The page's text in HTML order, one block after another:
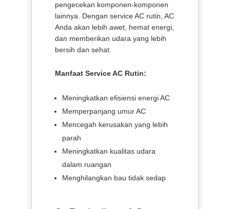
pengecekan komponen-komponen
lainnya. Dengan service AC rutin, AC
Anda akan lebih awet, hemat energi,
dan memberikan udara yang lebih
bersih dan sehat.
Manfaat Service AC Rutin:
Meningkatkan efisiensi energi AC
Memperpanjang umur AC
Mencegah kerusakan yang lebih
parah
Meningkatkan kualitas udara
dalam ruangan
Menghilangkan bau tidak sedap